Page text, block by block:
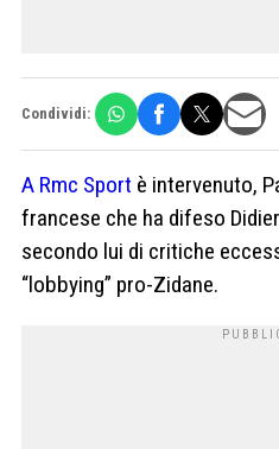
Condividi:
A Rmc Sport è intervenuto,
francese che ha difeso
secondo lui di critiche
“lobbying” pro-Zidane.